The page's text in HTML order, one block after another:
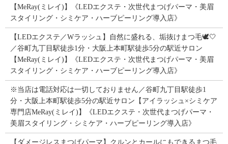
【MeRay(ミレイ)】《LEDエクステ・次世代まつげパーマ・美眉
スタイリング・シミケア・ハーブピーリング導入店》
【LEDエクステ／Wラッシュ】自然に盛れる、垢抜けまつ毛🕊️🤍
／谷町九丁目駅徒歩1分・大阪上本町駅徒歩5分の駅近サロン
【MeRay(ミレイ)】《LEDエクステ・次世代まつげパーマ・美眉
スタイリング・シミケア・ハーブピーリング導入店》
※当店は電話対応は一切しておりません／谷町九丁目駅徒歩1
分・大阪上本町駅徒歩5分の駅近サロン【アイラッシュ×シミケア
専門店MeRay(ミレイ)】《LEDエクステ・次世代まつげパーマ・
美眉スタイリング・シミケア・ハーブピーリング導入店》
【ダメージレスまつげパーマ】クルンとカールにもできるまつ毛